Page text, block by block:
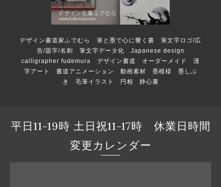
デザイン書道家ふでむら 筆と墨で心に響く書 筆文字ロゴ/広
告/題字/名刺 筆文字データ化 Japanese design
calligrapher fudemura デザイン書道 オーダーメイド 漢
字アート 書道アニメーション 動画素材 墨模様 墨しぶ
き 毛筆イラスト 円相 静心書
平日11-19時 土日祝11-17時 休業日時間
変更カレンダー